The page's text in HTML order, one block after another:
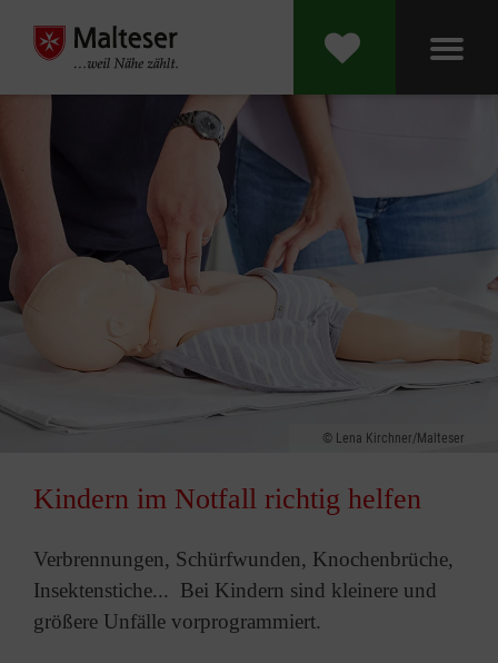
Lena Kirchner/Malteser
Kindern im Notfall richtig helfen
Verbrennungen, Schürfwunden, Knochenbrüche,
Insektenstiche... Bei Kindern sind kleinere und
größere Unfälle vorprogrammiert.